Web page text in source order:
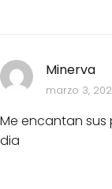
Minerva
marzo 3,
Me encantan sus
dia